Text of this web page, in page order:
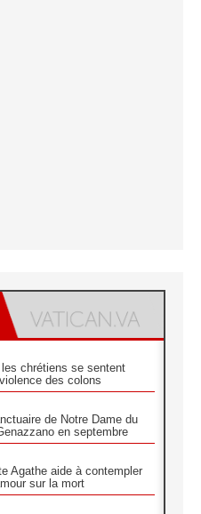
chrétiens se sentent
des colons
de Notre Dame du
en septembre
Agathe aide à contempler
sur la mort